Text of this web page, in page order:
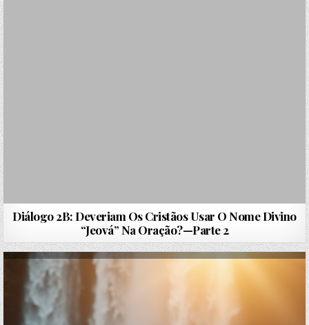
Diálogo 2B: Deveriam Os Cristãos Usar O Nome Divino
“Jeová” Na Oração?—Parte 2